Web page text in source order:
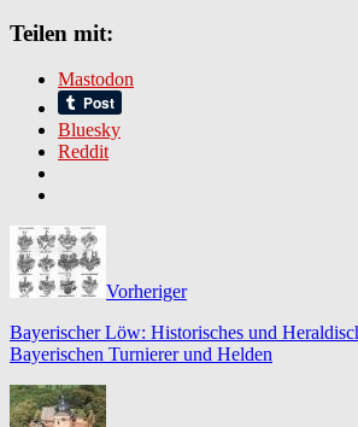
Teilen mit:
Mastodon
Bluesky
Reddit
Vorheriger
Bayerischer Löw: Historisches und
Bayerischen Turnierer und Helden